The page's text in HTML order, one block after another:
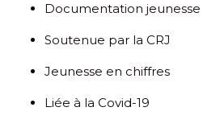
Documentation jeunesse
Soutenue par la CRJ
Jeunesse en chiffres
Liée à la Covid-19